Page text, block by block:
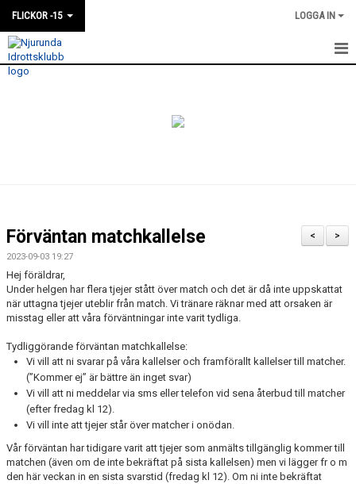
FLICKOR -15 LOGGA IN
HEM
BILDGALLERI
DOKUMENT
KONTAKT
>
<
Förväntan matchkallelse
2023-09-03 19:27
Hej föräldrar,
Under helgen har flera tjejer stått över match och det är då inte uppskattat
när uttagna tjejer uteblir från match. Vi tränare räknar med att orsaken är
misstag eller att våra förväntningar inte varit tydliga.
Tydliggörande förväntan matchkallelse:
Vi vill att ni svarar på våra kallelser och framförallt kallelser till matcher.
(”Kommer ej” är bättre än inget svar)
Vi vill att ni meddelar via sms eller telefon vid sena återbud till matcher
(efter fredag kl 12).
Vi vill inte att tjejer står över matcher i onödan.
Vår förväntan har tidigare varit att tjejer som anmälts tillgänglig kommer till
matchen (även om de inte bekräftat på sista kallelsen) men vi lägger fr o m
den här veckan in en sista svarstid (fredag kl 12). Om ni inte bekräftat